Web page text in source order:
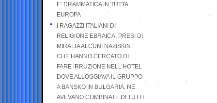
E’ DRAMMATICA IN TUTTA
EUROPA
I RAGAZZI ITALIANI DI
RELIGIONE EBRAICA, PRESI DI
MIRA DA ALCUNI NAZISKIN
CHE HANNO CERCATO DI
FARE IRRUZIONE NELL’HOTEL
DOVE ALLOGGIAVA IL GRUPPO
A BANSKO IN BULGARIA, NE
AVEVANO COMBINATE DI TUTTI